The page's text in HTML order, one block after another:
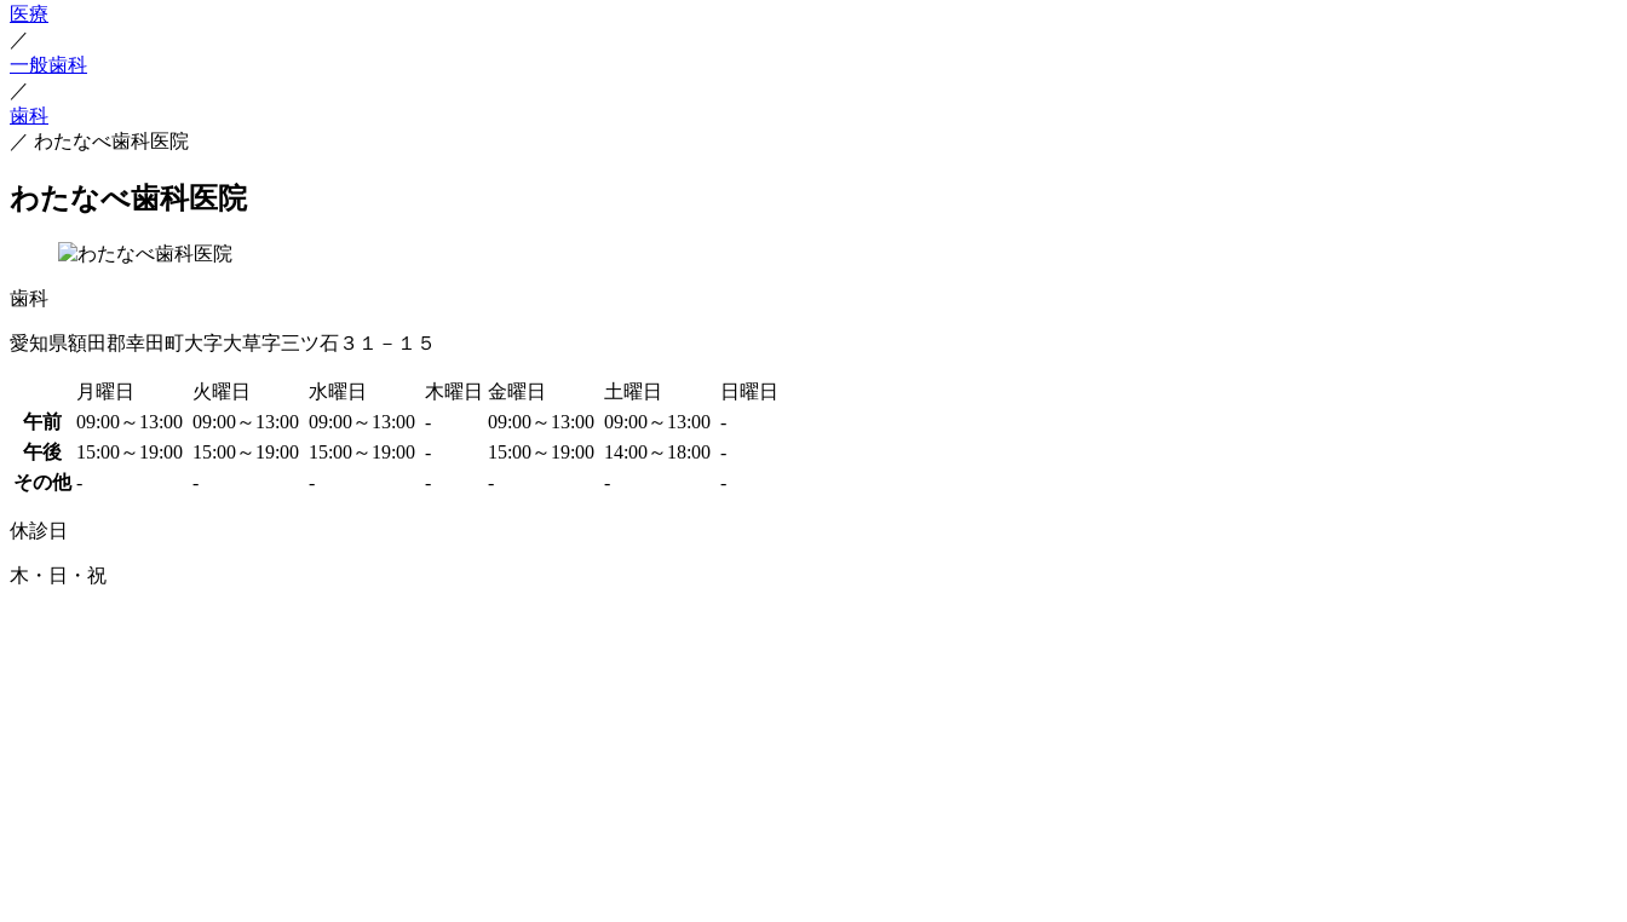
医療
／
一般歯科
／
歯科
／ わたなべ歯科医院
わたなべ歯科医院
歯科
愛知県額田郡幸田町大字大草字三ツ石３１－１５
月曜日 火曜日 水曜日 木曜日 金曜日 土曜日
日曜日
午前
09:00～13:00 09:00～13:00 09:00～13:00 - 09:00～13:00 09:00～13:00 -
午後
15:00～19:00 15:00～19:00 15:00～19:00 - 15:00～19:00 14:00～18:00 -
その他 - - - - - - -
休診日
木・日・祝